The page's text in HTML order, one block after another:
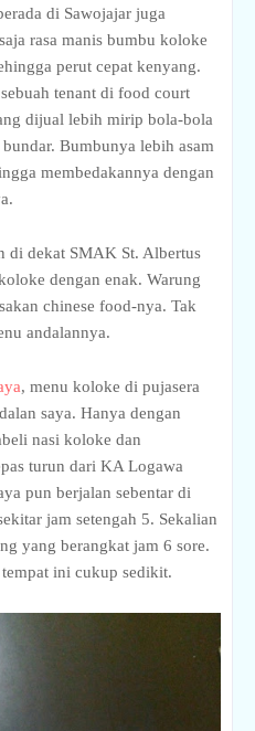
di Sawojajar juga
rasa manis bumbu koloke
perut cepat kenyang.
tenant di food court
dijual lebih mirip bola-bola
Bumbunya lebih asam
membedakannya dengan
di dekat SMAK St. Albertus
dengan enak. Warung
chinese food-nya. Tak
andalannya.
, menu koloke di pujasera
saya. Hanya dengan
nasi koloke dan
turun dari KA Logawa
pun berjalan sebentar di
jam setengah 5. Sekalian
yang berangkat jam 6 sore.
ini cukup sedikit.